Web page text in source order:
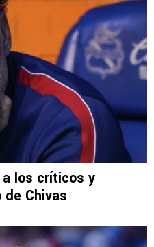
a los críticos y
Chivas